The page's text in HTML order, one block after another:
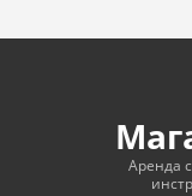
Аренда